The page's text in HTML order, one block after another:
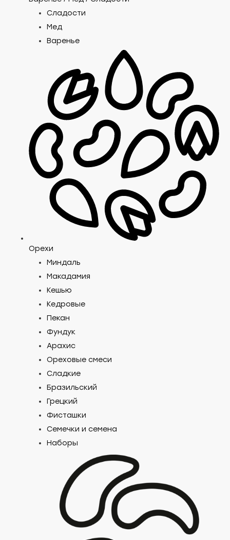
Сладости
Мед
Варенье
Орехи
Миндаль
Макадамия
Кешью
Кедровые
Пекан
Фундук
Арахис
Ореховые смеси
Сладкие
Бразильский
Грецкий
Фисташки
Семечки и семена
Наборы